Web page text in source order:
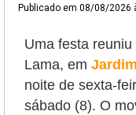
Publicado em 08/08/2026
Uma festa
Lama, em
noite de sexta-
sábado (8). O